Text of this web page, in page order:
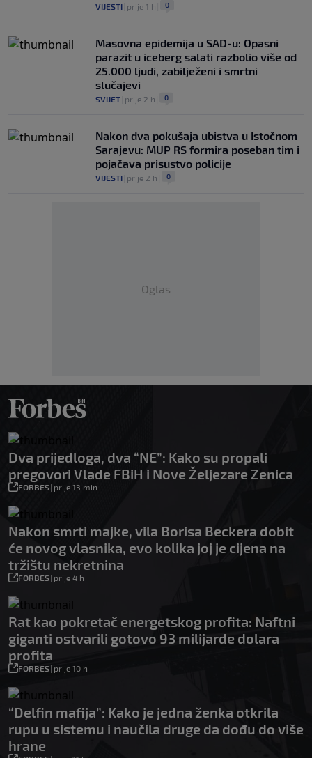
VIJESTI prije 1 h 0
Masovna epidemija u SAD-u: Opasni
parazit u iceberg salati razbolio više od
25.000 ljudi, zabilježeni i smrtni
slučajevi
SVIJET prije 2 h 0
Nakon dva pokušaja ubistva u Istočnom
Sarajevu: MUP RS formira poseban tim i
pojačava prisustvo policije
VIJESTI prije 2 h 0
Oglas
Dva prijedloga, dva “NE”: Kako su propali
pregovori Vlade FBiH i Nove Željezare Zenica
FORBES| prije 13 min.
Nakon smrti majke, vila Borisa Beckera dobit
će novog vlasnika, evo kolika joj je cijena na
tržištu nekretnina
FORBES| prije 4 h
Rat kao pokretač energetskog profita: Naftni
giganti ostvarili gotovo 93 milijarde dolara
profita
FORBES| prije 10 h
“Delfin mafija”: Kako je jedna ženka otkrila
rupu u sistemu i naučila druge da dođu do više
hrane